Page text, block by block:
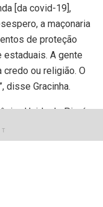
[da covid-19],
a maçonaria
de proteção
estaduais. A gente
credo ou religião. O
disse Gracinha.
Unida do Piauí,
para a história do
a sessão